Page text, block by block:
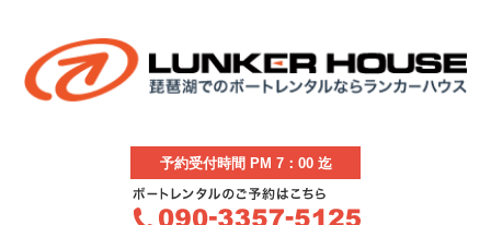
予約受付時間 PM 7：00 迄